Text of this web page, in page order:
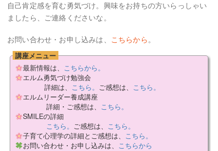
自己肯定感を育む勇気づけ。興味をお持ちの方いらっしゃい
ましたら、ご連絡くださいな。
お問い合わせ・お申し込みは、 こちらから。
講座メニュー
最新情報は、 こちらから。
エルム勇気づけ勉強会
詳細は、 こちら。 ご感想は、 こちら。
エルムリーダー養成講座
詳細・ご感想は、 こちら。
SMILEの詳細
こちら。 ご感想は、 こちら。
子育て心理学の詳細とご感想は、 こちら。
お問い合わせ・お申し込みは、 こちらから